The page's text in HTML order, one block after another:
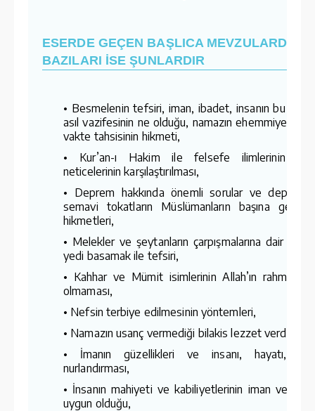
ESERDE GEÇEN BAŞLICA MEVZULARDAN
BAZILARI İSE ŞUNLARDIR
• Besmelenin tefsiri, iman, ibadet, insanın bu
asıl vazifesinin ne olduğu, namazın ehemmiyeti ve
vakte tahsisinin hikmeti,
• Kur’an-ı Hakim ile felsefe ilimlerinin
neticelerinin karşılaştırılması,
• Deprem hakkında önemli sorular ve deprem
semavi tokatların Müslümanların başına
hikmetleri,
• Melekler ve şeytanların çarpışmalarına dair
yedi basamak ile tefsiri,
• Kahhar ve Mümit isimlerinin Allah’ın rahmetine
olmaması,
• Nefsin terbiye edilmesinin yöntemleri,
• Namazın usanç vermediği bilakis lezzet verdiği,
• İmanın güzellikleri ve insanı, hayatı,
nurlandırması,
• İnsanın mahiyeti ve kabiliyetlerinin iman ve
uygun olduğu,